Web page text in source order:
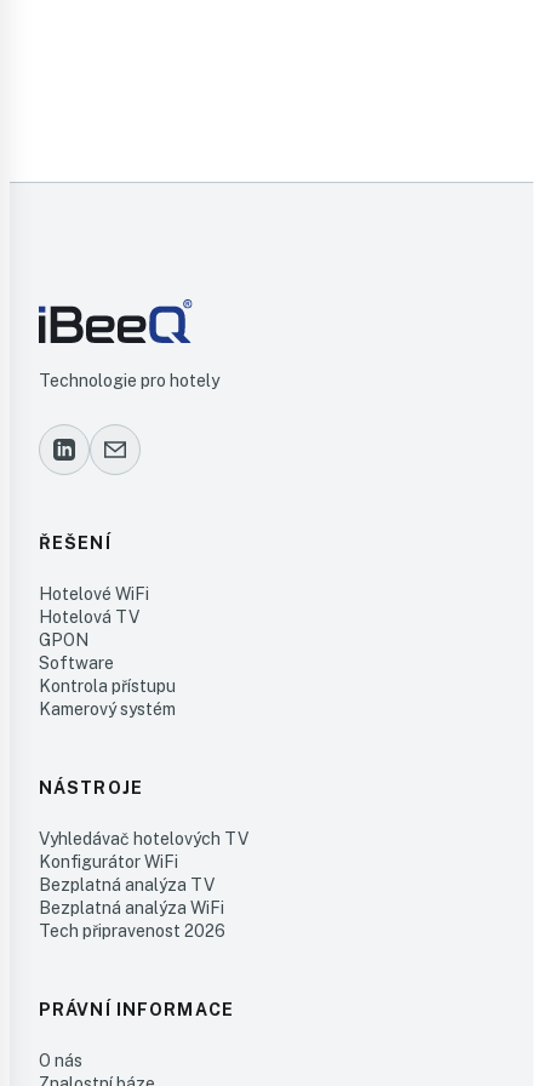
Technologie pro hotely
ŘEŠENÍ
Hotelové WiFi
Hotelová TV
GPON
Software
Kontrola přístupu
Kamerový systém
NÁSTROJE
Vyhledávač hotelových TV
Konfigurátor WiFi
Bezplatná analýza TV
Bezplatná analýza WiFi
Tech připravenost 2026
PRÁVNÍ INFORMACE
O nás